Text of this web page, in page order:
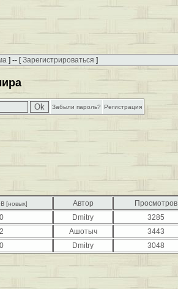
] -- [Зарегистрироваться ]
Забыли пароль? Регистрация
[новых] Автор Просмотров
0 Dmitry 3285
2 Ашотыч 3443
0 Dmitry 3048